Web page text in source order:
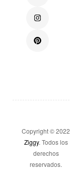
Copyright © 2022
Ziggy. Todos los
derechos
reservados.